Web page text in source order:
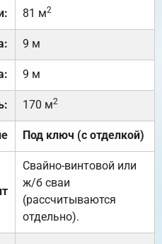
81 м2
9 м
9 м
170 м2
Под ключ (с отделкой)
Свайно-винтовой или
ж/б сваи
(рассчитываются
отдельно).